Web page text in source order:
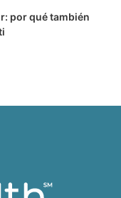
por qué también